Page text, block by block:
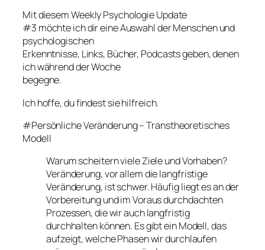
Mit diesem Weekly Psychologie Update
#3 möchte ich dir eine Auswahl der Menschen und
psychologischen
Erkenntnisse, Links, Bücher, Podcasts geben, denen
ich während der Woche
begegne.
Ich hoffe, du findest sie hilfreich.
#Persönliche Veränderung – Transtheoretisches
Modell
Warum scheitern viele Ziele und Vorhaben?
Veränderung, vor allem die langfristige
Veränderung, ist schwer. Häufig liegt es an der
Vorbereitung und im Voraus durchdachten
Prozessen, die wir auch langfristig
durchhalten können. Es gibt ein Modell, das
aufzeigt, welche Phasen wir durchlaufen